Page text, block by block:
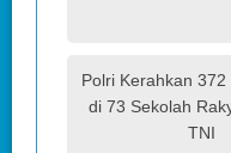
Polri Kerahkan
di 73 Sekolah
TNI